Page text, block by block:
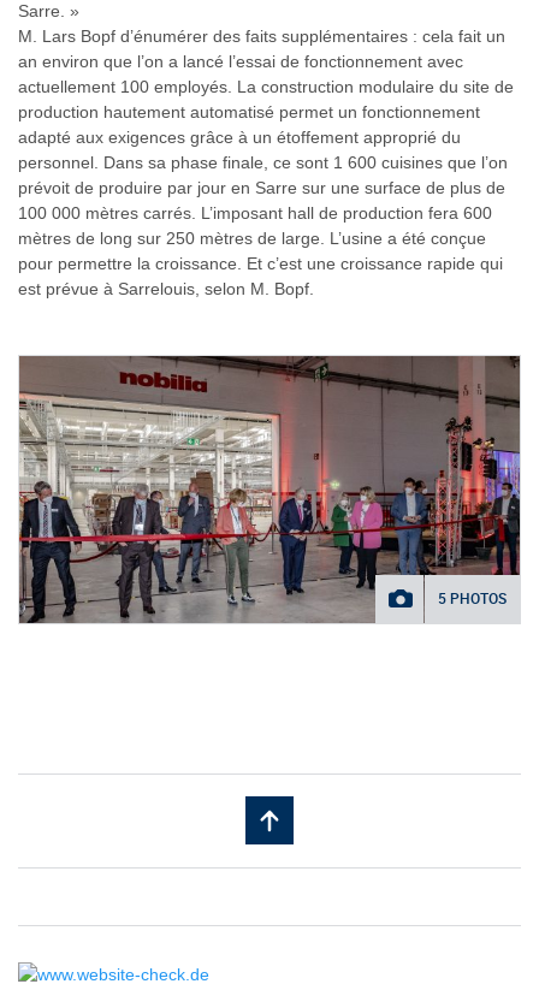
Sarre. »
M. Lars Bopf d’énumérer des faits supplémentaires : cela fait un
an environ que l’on a lancé l’essai de fonctionnement avec
actuellement 100 employés. La construction modulaire du site de
production hautement automatisé permet un fonctionnement
adapté aux exigences grâce à un étoffement approprié du
personnel. Dans sa phase finale, ce sont 1 600 cuisines que l’on
prévoit de produire par jour en Sarre sur une surface de plus de
100 000 mètres carrés. L’imposant hall de production fera 600
mètres de long sur 250 mètres de large. L’usine a été conçue
pour permettre la croissance. Et c’est une croissance rapide qui
est prévue à Sarrelouis, selon M. Bopf.
5 PHOTOS